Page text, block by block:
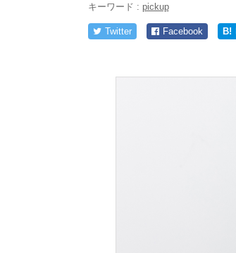
キーワード : pickup
Twitter Facebook B!